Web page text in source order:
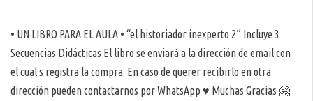
• UN LIBRO PARA EL AULA • “el historiador inexperto 2” Incluye 3
Secuencias Didácticas El libro se enviará a la dirección de email con
el cual s registra la compra. En caso de querer recibirlo en otra
dirección pueden contactarnos por WhatsApp ♥️ Muchas Gracias 🤗